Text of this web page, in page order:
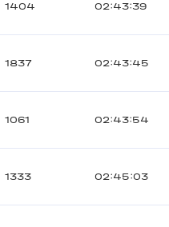
1404 02:43:39
1837 02:43:45
1061 02:43:54
1333 02:45:03